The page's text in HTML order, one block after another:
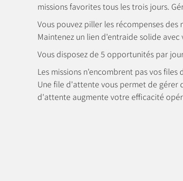
missions favorites tous les trois jours.
Vous pouvez piller les récompenses
Maintenez un lien d'entraide solide avec
Vous disposez de 5 opportunités par
Les missions n'encombrent pas vos
Une file d'attente vous permet de gérer
d'attente augmente votre efficacité